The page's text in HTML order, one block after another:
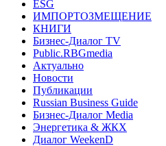
ESG
ИМПОРТОЗМЕЩЕНИЕ
КНИГИ
Бизнес-Диалог TV
Public.RBGmedia
Актуально
Новости
Публикации
Russian Business Guide
Бизнес-Диалог Media
Энергетика & ЖКХ
Диалог WeekenD